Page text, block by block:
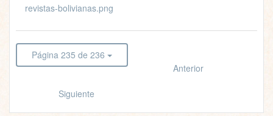
revistas-bolivianas.png
Página 235 de 236
Anterior
Siguiente